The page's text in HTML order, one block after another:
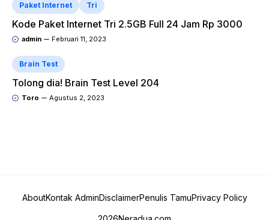
Paket Internet Tri
Kode Paket Internet Tri 2.5GB Full 24 Jam Rp 3000
admin Februari 11, 2023
Brain Test
Tolong dia! Brain Test Level 204
Toro Agustus 2, 2023
AboutKontak AdminDisclaimerPenulis TamuPrivacy Policy